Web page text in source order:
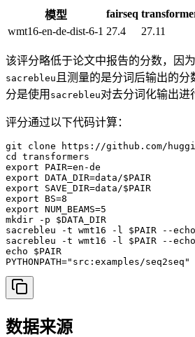
模型 fairseq
wmt16-en-de-dist-6-1 27.4 27.11
该评分略低于论文中报告的分数，因
sacrebleu 且测量的是分词后输出的分
分是使用 sacrebleu对去分词化输出进
评分通过以下代码计算：
git clone https://github.com/
cd transformers
export PAIR=en-de
export DATA_DIR=data/$PAIR
export SAVE_DIR=data/$PAIR
export BS=8
export NUM_BEAMS=5
mkdir -p $DATA_DIR
sacrebleu -t wmt16 -l $PAIR --
sacrebleu -t wmt16 -l $PAIR --
echo $PAIR
PYTHONPATH="src:examples/
数据来源